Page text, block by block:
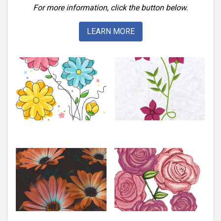
For more information, click the button below.
LEARN MORE